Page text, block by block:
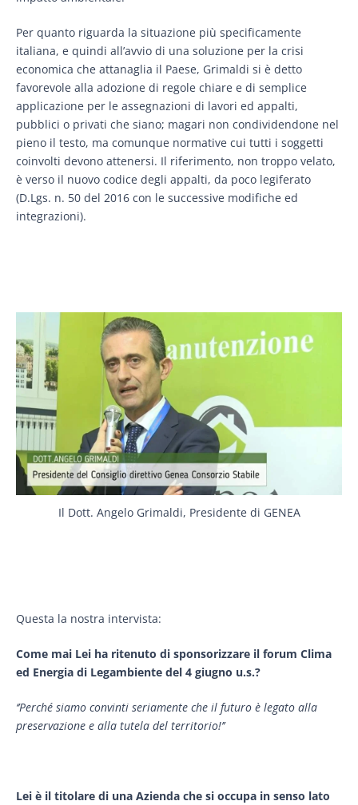
Per quanto riguarda la situazione più specificamente
italiana, e quindi all’avvio di una soluzione per la crisi
economica che attanaglia il Paese, Grimaldi si è detto
favorevole alla adozione di regole chiare e di semplice
applicazione per le assegnazioni di lavori ed appalti,
pubblici o privati che siano; magari non condividendone nel
pieno il testo, ma comunque normative cui tutti i soggetti
coinvolti devono attenersi. Il riferimento, non troppo velato,
è verso il nuovo codice degli appalti, da poco legiferato
(D.Lgs. n. 50 del 2016 con le successive modifiche ed
integrazioni).
Il Dott. Angelo Grimaldi, Presidente di GENEA
Questa la nostra intervista:
Come mai Lei ha ritenuto di sponsorizzare il forum Clima
ed Energia di Legambiente del 4 giugno u.s.?
‘’Perché siamo convinti seriamente che il futuro è legato alla
preservazione e alla tutela del territorio!’’
Lei è il titolare di una Azienda che si occupa in senso lato